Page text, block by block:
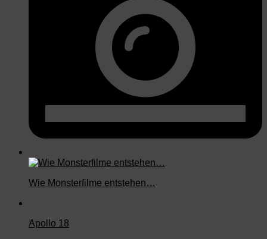
Wie Monsterfilme entstehen…
Apollo 18